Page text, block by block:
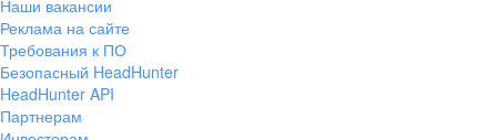
Наши вакансии
Реклама на сайте
Требования к ПО
Безопасный HeadHunter
HeadHunter API
Партнерам